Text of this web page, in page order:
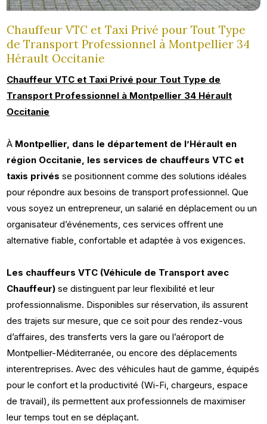
Chauffeur VTC et Taxi Privé pour Tout Type
de Transport Professionnel à Montpellier 34
Hérault Occitanie
Chauffeur VTC et Taxi Privé pour Tout Type de
Transport Professionnel à Montpellier 34 Hérault
Occitanie
À Montpellier, dans le département de l’Hérault en
région Occitanie, les services de chauffeurs VTC et
taxis privés se positionnent comme des solutions idéales
pour répondre aux besoins de transport professionnel. Que
vous soyez un entrepreneur, un salarié en déplacement ou un
organisateur d’événements, ces services offrent une
alternative fiable, confortable et adaptée à vos exigences.
Les chauffeurs VTC (Véhicule de Transport avec
Chauffeur) se distinguent par leur flexibilité et leur
professionnalisme. Disponibles sur réservation, ils assurent
des trajets sur mesure, que ce soit pour des rendez-vous
d’affaires, des transferts vers la gare ou l’aéroport de
Montpellier-Méditerranée, ou encore des déplacements
interentreprises. Avec des véhicules haut de gamme, équipés
pour le confort et la productivité (Wi-Fi, chargeurs, espace
de travail), ils permettent aux professionnels de maximiser
leur temps tout en se déplaçant.